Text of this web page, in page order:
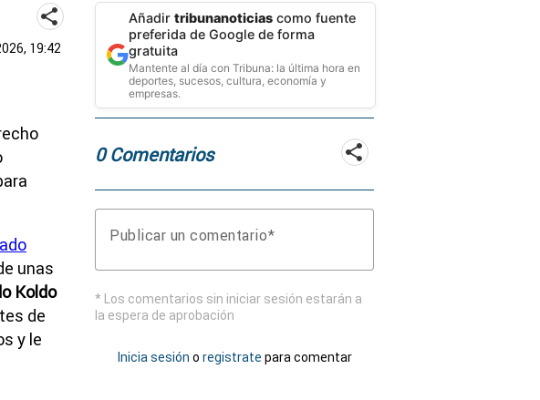
19:42
unas
Koldo
de
y le
Añadir tribunanoticias como fuente
preferida de Google de forma
gratuita
Mantente al día con Tribuna: la última hora en
deportes, sucesos, cultura, economía y
empresas.
0 Comentarios
Publicar un comentario
* Los comentarios sin iniciar sesión estarán a
la espera de aprobación
Inicia sesión o registrate para comentar